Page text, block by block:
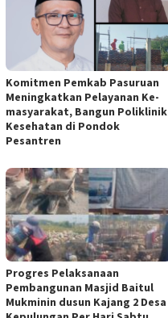
Komitmen Pemkab Pasuruan
Meningkatkan Pelayanan Ke-
masyarakat, Bangun Poliklinik
Kesehatan di Pondok
Pesantren
Progres Pelaksanaan
Pembangunan Masjid Baitul
Mukminin dusun Kajang 2 Desa